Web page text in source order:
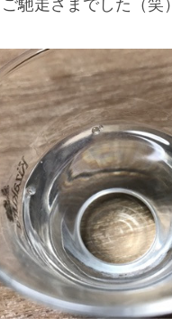
馳走さまでした（笑）